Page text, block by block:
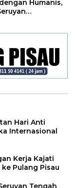
Humanis,
Hari Anti
Internasional
Kerja Kajati
Pulang Pisau
Tengah